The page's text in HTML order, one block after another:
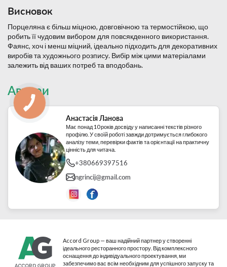
Висновок
Порцеляна є більш міцною, довговічною та термостійкою, що
робить її чудовим вибором для повсякденного використання.
Фаянс, хоч і менш міцний, ідеально підходить для декоративних
виробів та художнього розпису. Вибір між цими матеріалами
залежить від ваших потреб та вподобань.
Автори
Анастасія Ланова
Має понад 10 років досвіду у написанні текстів різного
профілю. У своїй роботі завжди дотримується глибокого
аналізу теми, перевірки фактів та орієнтації на практичну
цінність для читача.
+380669397516
ngrincij@gmail.com
Accord Group — ваш надійний партнер у створенні
ідеального ресторанного простору. Від комплексного
оснащення до індивідуального проектування, ми
забезпечимо вас всім необхідним для успішного запуску та